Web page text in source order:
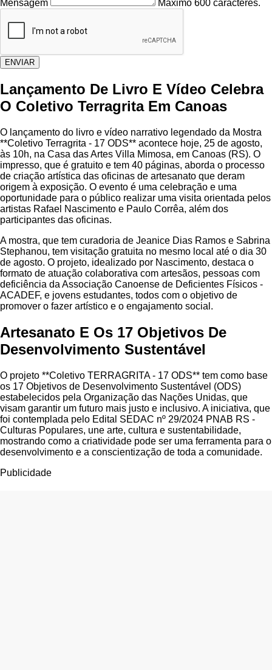
Mensagem Máximo 600 caracteres.
ENVIAR
Lançamento De Livro E Vídeo Celebra
O Coletivo Terragrita Em Canoas
O lançamento do livro e vídeo narrativo legendado da Mostra
**Coletivo Terragrita - 17 ODS** acontece hoje, 25 de agosto,
às 10h, na Casa das Artes Villa Mimosa, em Canoas (RS). O
impresso, que é gratuito e tem 40 páginas, aborda o processo
de criação artística das oficinas de artesanato que deram
origem à exposição. O evento é uma celebração e uma
oportunidade para o público realizar uma visita orientada pelos
artistas Rafael Nascimento e Paulo Corrêa, além dos
participantes das oficinas.
A mostra, que tem curadoria de Jeanice Dias Ramos e Sabrina
Stephanou, tem visitação gratuita no mesmo local até o dia 30
de agosto. O projeto, idealizado por Nascimento, destaca o
formato de atuação colaborativa com artesãos, pessoas com
deficiência da Associação Canoense de Deficientes Físicos -
ACADEF, e jovens estudantes, todos com o objetivo de
promover o fazer artístico e o engajamento social.
Artesanato E Os 17 Objetivos De
Desenvolvimento Sustentável
O projeto **Coletivo TERRAGRITA - 17 ODS** tem como base
os 17 Objetivos de Desenvolvimento Sustentável (ODS)
estabelecidos pela Organização das Nações Unidas, que
visam garantir um futuro mais justo e inclusivo. A iniciativa, que
foi contemplada pelo Edital SEDAC nº 29/2024 PNAB RS -
Culturas Populares, une arte, cultura e sustentabilidade,
mostrando como a criatividade pode ser uma ferramenta para o
desenvolvimento e a conscientização de toda a comunidade.
Publicidade